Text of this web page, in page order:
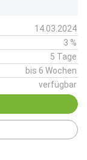
14.03.2024
3 %
5 Tage
bis 6 Wochen
verfügbar